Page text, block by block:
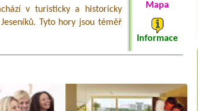
v turisticky a historicky
Tyto hory jsou téměř
Mapa
Informace